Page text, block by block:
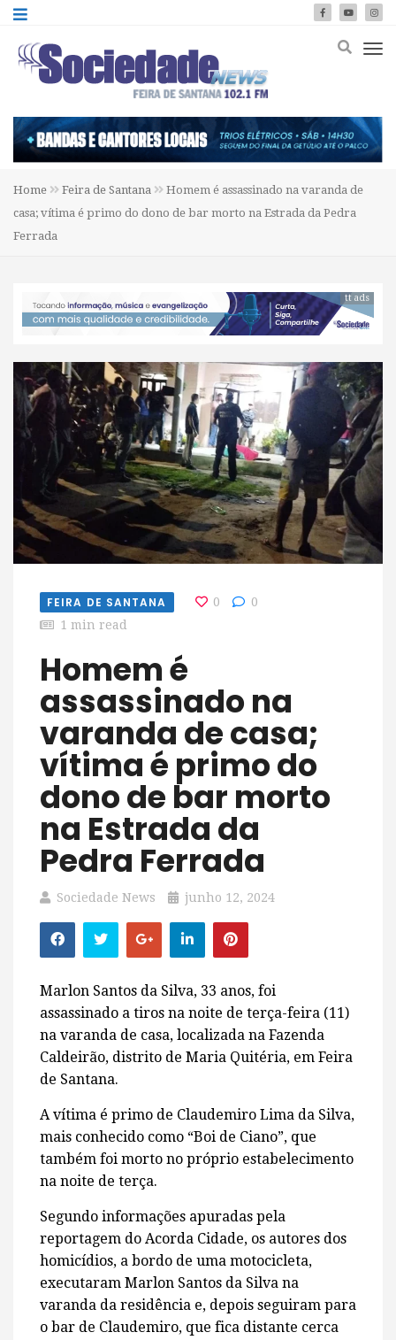
Home Feira de Santana
Homem é assassinado na varanda de
casa; vítima é primo do dono de bar morto na Estrada da Pedra
Ferrada
tt ads
FEIRA DE SANTANA 0
0
1 min read
Homem é
assassinado na
varanda de casa;
vítima é primo do
dono de bar morto
na Estrada da
Pedra Ferrada
Sociedade News junho 12, 2024
Marlon Santos da Silva, 33 anos, foi
assassinado a tiros na noite de terça-feira (11)
na varanda de casa, localizada na Fazenda
Caldeirão, distrito de Maria Quitéria, em Feira
de Santana.
A vítima é primo de Claudemiro Lima da Silva,
mais conhecido como “Boi de Ciano”, que
também foi morto no próprio estabelecimento
na noite de terça.
Segundo informações apuradas pela
reportagem do Acorda Cidade, os autores dos
homicídios, a bordo de uma motocicleta,
executaram Marlon Santos da Silva na
varanda da residência e, depois seguiram para
o bar de Claudemiro, que fica distante cerca